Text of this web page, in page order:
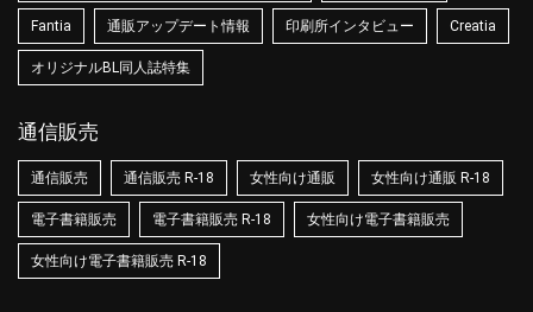
Fantia 通販アップデート情報 印刷所インタビュー Creatia
オリジナルBL同人誌特集
通信販売
通信販売 通信販売 R-18 女性向け通販 女性向け通販 R-18
電子書籍販売 電子書籍販売 R-18 女性向け電子書籍販売
女性向け電子書籍販売 R-18